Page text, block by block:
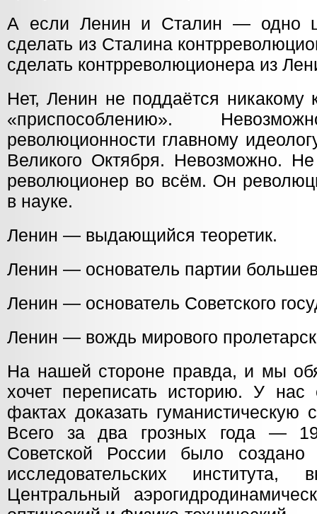
А если Ленин и Сталин — одно
сделать из Сталина
сделать контрреволюционера из
Нет, Ленин не поддаётся никакому
«приспособлению».
революционности главному
Великого Октября. Невозможно.
революционер во всём. Он
в науке.
Ленин — выдающийся теоретик.
Ленин — основатель партии
Ленин — основатель Советского
Ленин — вождь мирового
На нашей стороне правда, и мы
хочет переписать историю. У нас
фактах доказать гуманистическую
Всего за два грозных года —
Советской России было
исследовательских института,
Центральный